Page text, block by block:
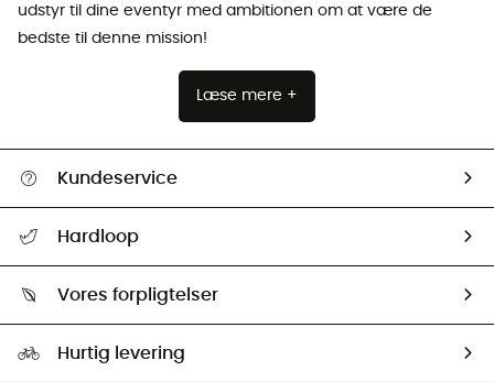
udstyr til dine eventyr med ambitionen om at være de
bedste til denne mission!
Læse mere +
Kundeservice
Returnering & Tilbagebetaling
Hardloop
Our ambassadors
Vores forpligtelser
Second hand
Hurtig levering